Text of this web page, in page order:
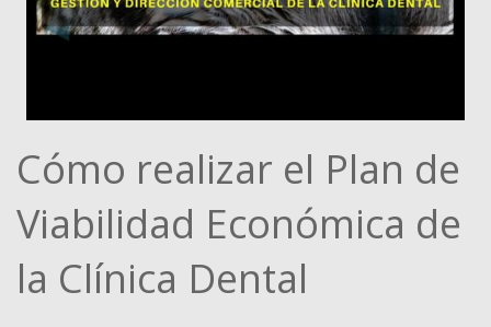
Cómo realizar el Plan de
Viabilidad Económica de
la Clínica Dental